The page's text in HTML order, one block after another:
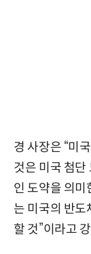
경 사장은 “미
것은 미국 첨단
인 도약을 의미
는 미국의 반
할 것”이라고